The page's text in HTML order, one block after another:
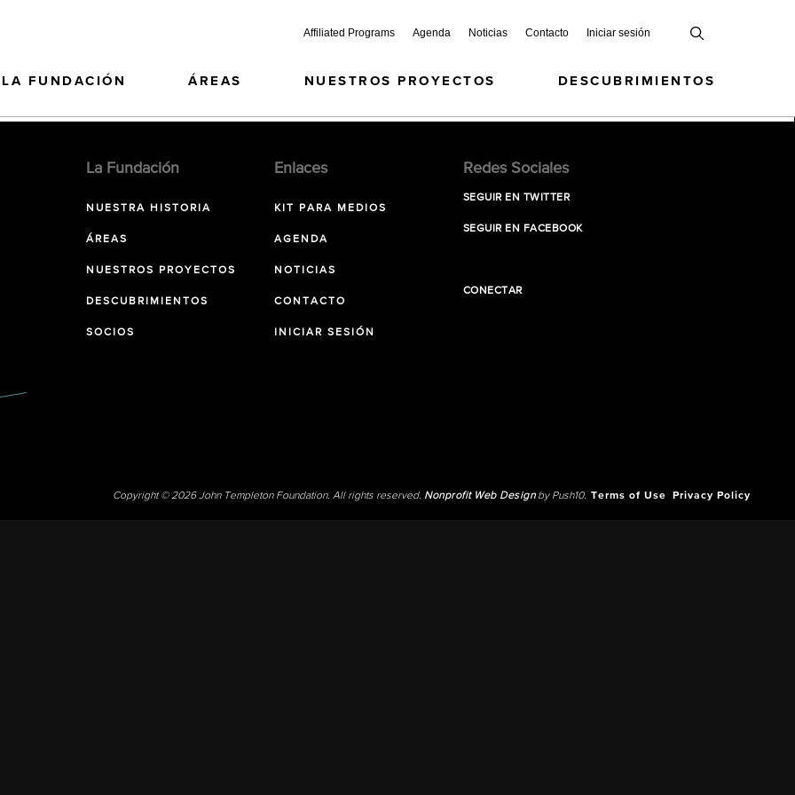
Affiliated Programs Agenda Noticias Contacto Iniciar sesión
LA FUNDACIÓN ÁREAS NUESTROS PROYECTOS DESCUBRIMIENTOS
La Fundación
NUESTRA HISTORIA
ÁREAS
NUESTROS PROYECTOS
DESCUBRIMIENTOS
SOCIOS
Enlaces
KIT PARA MEDIOS
AGENDA
NOTICIAS
CONTACTO
INICIAR SESIÓN
Redes Sociales
SEGUIR EN TWITTER
SEGUIR EN FACEBOOK
CONECTAR
Copyright © 2026 John Templeton Foundation. All rights reserved. Nonprofit Web Designby Push10. Terms of Use Privacy Policy